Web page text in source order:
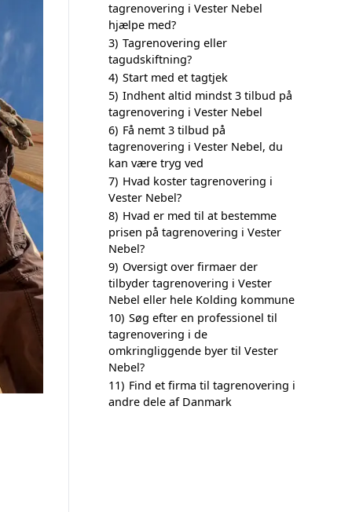
tagrenovering i Vester Nebel
hjælpe med?
3) Tagrenovering eller
tagudskiftning?
4) Start med et tagtjek
5) Indhent altid mindst 3 tilbud på
tagrenovering i Vester Nebel
6) Få nemt 3 tilbud på
tagrenovering i Vester Nebel, du
kan være tryg ved
7) Hvad koster tagrenovering i
Vester Nebel?
8) Hvad er med til at bestemme
prisen på tagrenovering i Vester
Nebel?
9) Oversigt over firmaer der
tilbyder tagrenovering i Vester
Nebel eller hele Kolding kommune
10) Søg efter en professionel til
tagrenovering i de
omkringliggende byer til Vester
Nebel?
11) Find et firma til tagrenovering i
andre dele af Danmark